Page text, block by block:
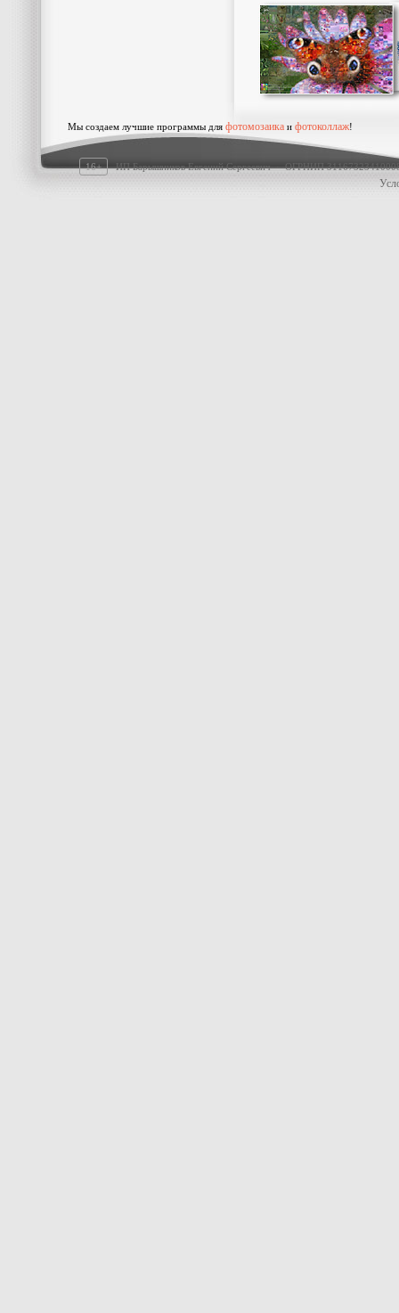
Мы создаем лучшие программы для фотомозаика и фотоколлаж!
16+ ИП Барышников Евгений Сергеевич · ОГРНИП